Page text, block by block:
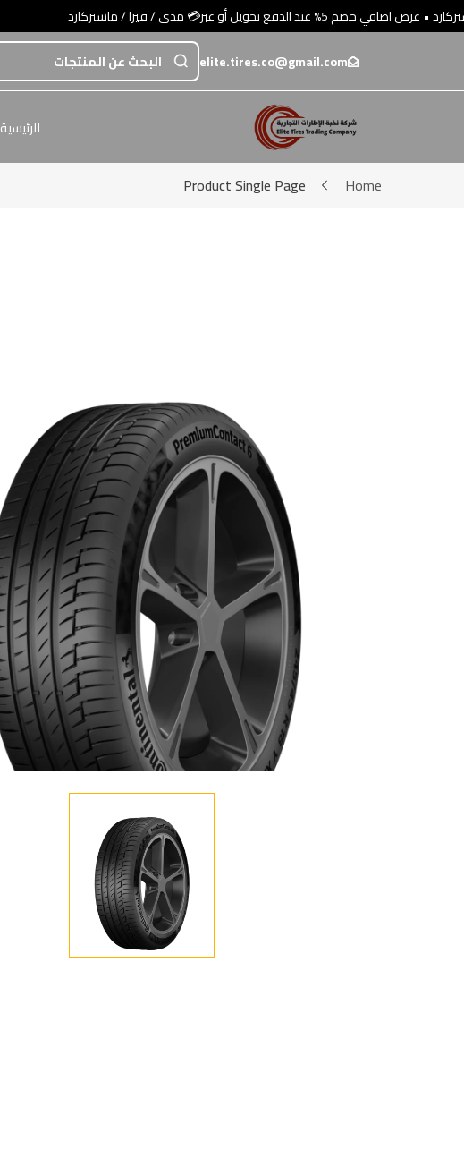
elite.tires.co@gmail.com
الرئيسية
Home
Product Single Page